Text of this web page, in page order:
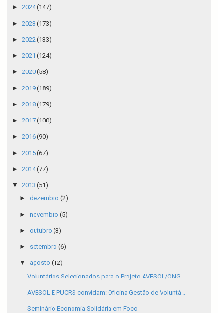
► 2024(147)
► 2023 (173)
► 2022 (133)
► 2021 (124)
► 2020 (58)
► 2019 (189)
► 2018 (179)
► 2017 (100)
► 2016 (90)
► 2015 (67)
► 2014(77)
▼ 2013 (51)
► dezembro (2)
► novembro (5)
► outubro (3)
► setembro (6)
▼ agosto (12)
Voluntários Selecionados para o Projeto AVESOL/ONG...
AVESOL E PUCRS convidam: Oficina Gestão de Voluntá...
Seminário Economia Solidária em Foco